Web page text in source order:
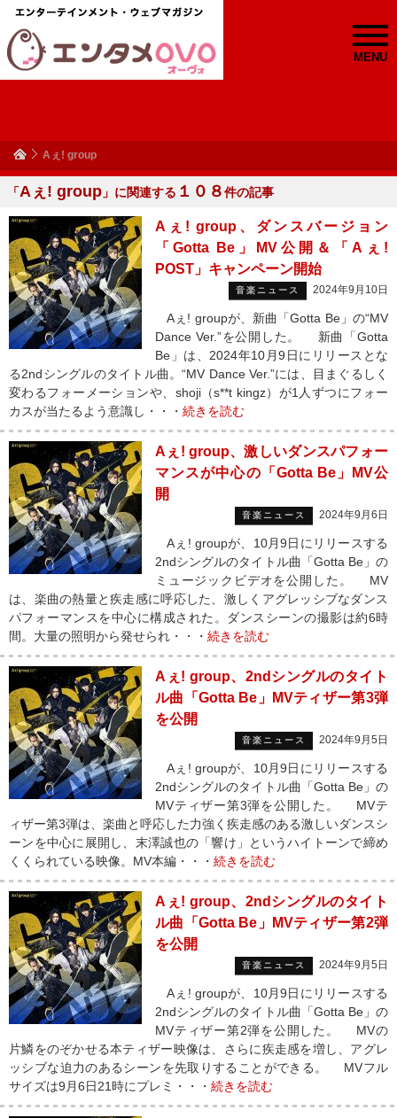
MENU
Aぇ! group
「Aぇ! group 」に関連する １０８件の記事
Aぇ! group、ダンスバージョン
「Gotta Be」MV公開＆「Aぇ!
POST」キャンペーン開始
音楽ニュース 2024年9月10日
Aぇ! groupが、新曲「Gotta Be」の“MV
Dance Ver.”を公開した。 新曲「Gotta
Be」は、2024年10月9日にリリースとな
る2ndシングルのタイトル曲。“MV Dance Ver.”には、目まぐるしく
変わるフォーメーションや、shoji（s**t kingz）が1人ずつにフォー
カスが当たるよう意識し・・・ 続きを読む
Aぇ! group、激しいダンスパフォー
マンスが中心の「Gotta Be」MV公
開
音楽ニュース 2024年9月6日
Aぇ! groupが、10月9日にリリースする
2ndシングルのタイトル曲「Gotta Be」の
ミュージックビデオを公開した。 MV
は、楽曲の熱量と疾走感に呼応した、激しくアグレッシブなダンス
パフォーマンスを中心に構成された。ダンスシーンの撮影は約6時
間。大量の照明から発せられ・・・ 続きを読む
Aぇ! group、2ndシングルのタイト
ル曲「Gotta Be」MVティザー第3弾
を公開
音楽ニュース 2024年9月5日
Aぇ! groupが、10月9日にリリースする
2ndシングルのタイトル曲「Gotta Be」の
MVティザー第3弾を公開した。 MVテ
ィザー第3弾は、楽曲と呼応した力強く疾走感のある激しいダンスシ
ーンを中心に展開し、末澤誠也の「響け」というハイトーンで締め
くくられている映像。MV本編・・・ 続きを読む
Aぇ! group、2ndシングルのタイト
ル曲「Gotta Be」MVティザー第2弾
を公開
音楽ニュース 2024年9月5日
Aぇ! groupが、10月9日にリリースする
2ndシングルのタイトル曲「Gotta Be」の
MVティザー第2弾を公開した。 MVの
片鱗をのぞかせる本ティザー映像は、さらに疾走感を増し、アグレ
ッシブな迫力のあるシーンを先取りすることができる。 MVフル
サイズは9月6日21時にプレミ・・・ 続きを読む